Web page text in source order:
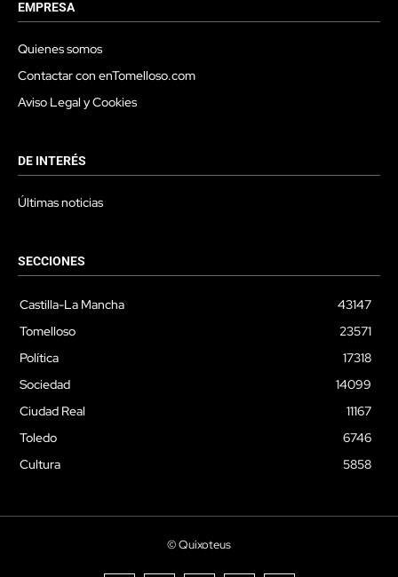
EMPRESA
Quienes somos
Contactar con enTomelloso.com
Aviso Legal y Cookies
DE INTERÉS
Últimas noticias
SECCIONES
Castilla-La Mancha
43147
Tomelloso
23571
Política
17318
Sociedad
14099
Ciudad Real
11167
Toledo
6746
Cultura
5858
© Quixoteus